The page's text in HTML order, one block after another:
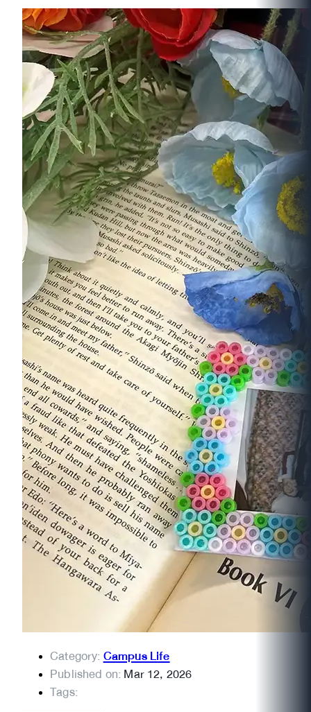
Category:Campus Life
Published on:Mar 12, 2026
Tags: